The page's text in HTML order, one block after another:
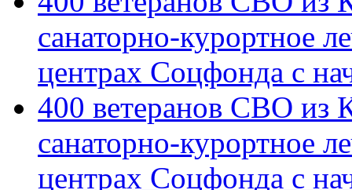
санаторно-курортное
центрах Соцфонда с
400 ветеранов СВО из
санаторно-курортное
центрах Соцфонда с